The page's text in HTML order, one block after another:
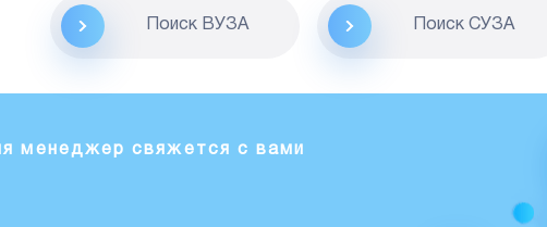
Поиск ВУЗА Поиск CУЗА
менеджер свяжется с вами